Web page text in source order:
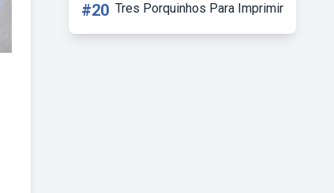
#20 Tres Porquinhos Para Imprimir